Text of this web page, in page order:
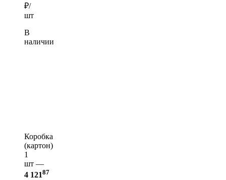
₽/
шт
В
наличии
Коробка
(картон)
1
шт —
4 12187